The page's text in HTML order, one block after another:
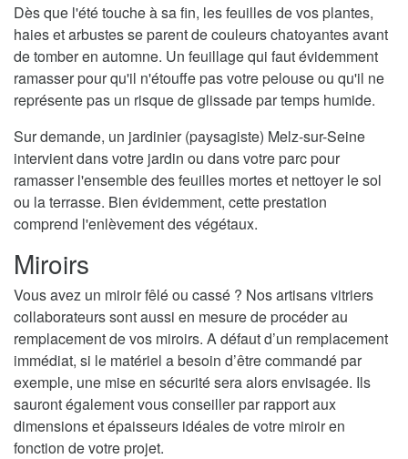
Dès que l'été touche à sa fin, les feuilles de vos plantes,
haies et arbustes se parent de couleurs chatoyantes avant
de tomber en automne. Un feuillage qui faut évidemment
ramasser pour qu'il n'étouffe pas votre pelouse ou qu'il ne
représente pas un risque de glissade par temps humide.
Sur demande, un jardinier (paysagiste) Melz-sur-Seine
intervient dans votre jardin ou dans votre parc pour
ramasser l'ensemble des feuilles mortes et nettoyer le sol
ou la terrasse. Bien évidemment, cette prestation
comprend l'enlèvement des végétaux.
Miroirs
Vous avez un miroir fêlé ou cassé ? Nos artisans vitriers
collaborateurs sont aussi en mesure de procéder au
remplacement de vos miroirs. A défaut d’un remplacement
immédiat, si le matériel a besoin d’être commandé par
exemple, une mise en sécurité sera alors envisagée. Ils
sauront également vous conseiller par rapport aux
dimensions et épaisseurs idéales de votre miroir en
fonction de votre projet.